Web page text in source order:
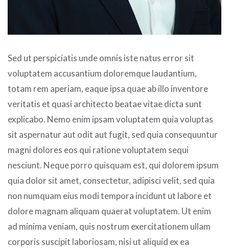
Sed ut perspiciatis unde omnis iste natus error sit
voluptatem accusantium doloremque laudantium,
totam rem aperiam, eaque ipsa quae ab illo inventore
veritatis et quasi architecto beatae vitae dicta sunt
explicabo. Nemo enim ipsam voluptatem quia voluptas
sit aspernatur aut odit aut fugit, sed quia consequuntur
magni dolores eos qui ratione voluptatem sequi
nesciunt. Neque porro quisquam est, qui dolorem ipsum
quia dolor sit amet, consectetur, adipisci velit, sed quia
non numquam eius modi tempora incidunt ut labore et
dolore magnam aliquam quaerat voluptatem. Ut enim
ad minima veniam, quis nostrum exercitationem ullam
corporis suscipit laboriosam, nisi ut aliquid ex ea